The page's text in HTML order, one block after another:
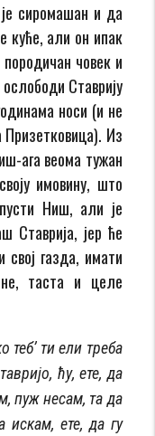
сиромашан и да
куће, али он ипак
човек и
Ставрију
носи (и не
Призетковица). Из
ага вео­ма тужан
имовину, што
Ниш, али је
Ставрија, јер ће
свој газда, имати
та­ста и целе
теб’ ти ели треба
ћу, ете, да
пуж несам, та да
искам, ете, да гу